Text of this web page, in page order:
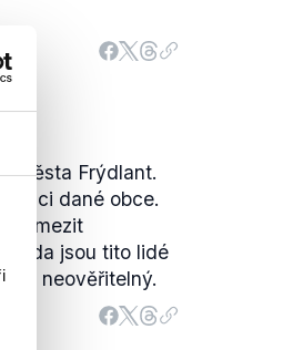
města Frýdlant.
dané obce.
vymezit
zda jsou tito lidé
neověřitelný.